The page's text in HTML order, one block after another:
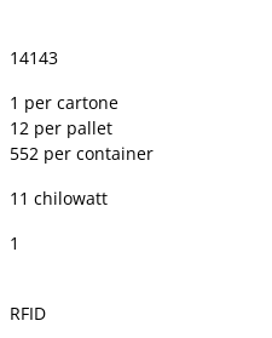
14143
1 per cartone
12 per pallet
552 per container
11 chilowatt
1
RFID